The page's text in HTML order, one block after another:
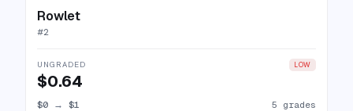
Rowlet
#2
UNGRADED LOW
$0.64
$0 → $1 5 grades